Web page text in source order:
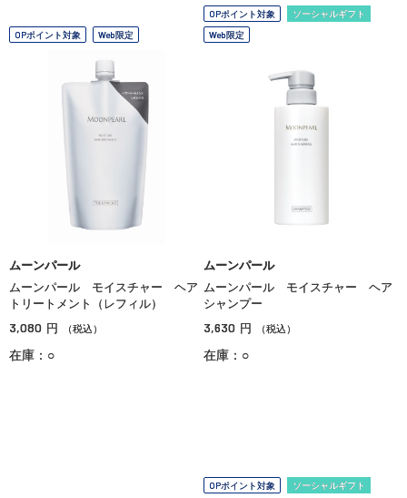
OPポイント対象 Web限定
ムーンパール
ムーンパール モイスチャー ヘア
トリートメント（レフィル）
3,080 円 （税込）
在庫：○
OPポイント対象
ソーシャルギフト
Web限定
ムーンパール
ムーンパール モイスチャー ヘア
シャンプー
3,630 円 （税込）
在庫：○
OPポイント対象
ソーシャルギフト